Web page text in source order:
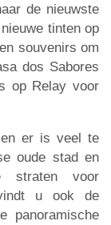
de nieuwste
tinten op
souvenirs om
dos Sabores
op Relay voor
er is veel te
oude stad en
straten voor
u ook de
panoramische